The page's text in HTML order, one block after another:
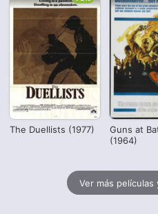
The Duellists (1977)
Guns at
(1964)
Ver más películas